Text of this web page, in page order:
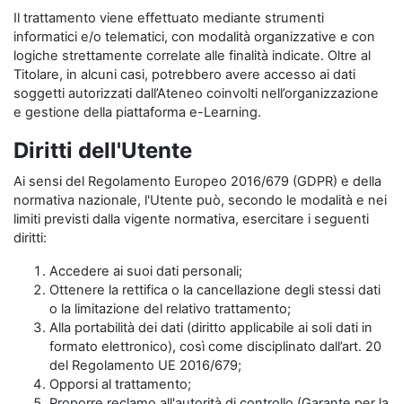
Il trattamento viene effettuato mediante strumenti
informatici e/o telematici, con modalità organizzative e con
logiche strettamente correlate alle finalità indicate. Oltre al
Titolare, in alcuni casi, potrebbero avere accesso ai dati
soggetti autorizzati dall’Ateneo coinvolti nell’organizzazione
e gestione della piattaforma e-Learning.
Diritti dell'Utente
Ai sensi del Regolamento Europeo 2016/679 (GDPR) e della
normativa nazionale, l'Utente può, secondo le modalità e nei
limiti previsti dalla vigente normativa, esercitare i seguenti
diritti:
Accedere ai suoi dati personali;
Ottenere la rettifica o la cancellazione degli stessi dati
o la limitazione del relativo trattamento;
Alla portabilità dei dati (diritto applicabile ai soli dati in
formato elettronico), così come disciplinato dall’art. 20
del Regolamento UE 2016/679;
Opporsi al trattamento;